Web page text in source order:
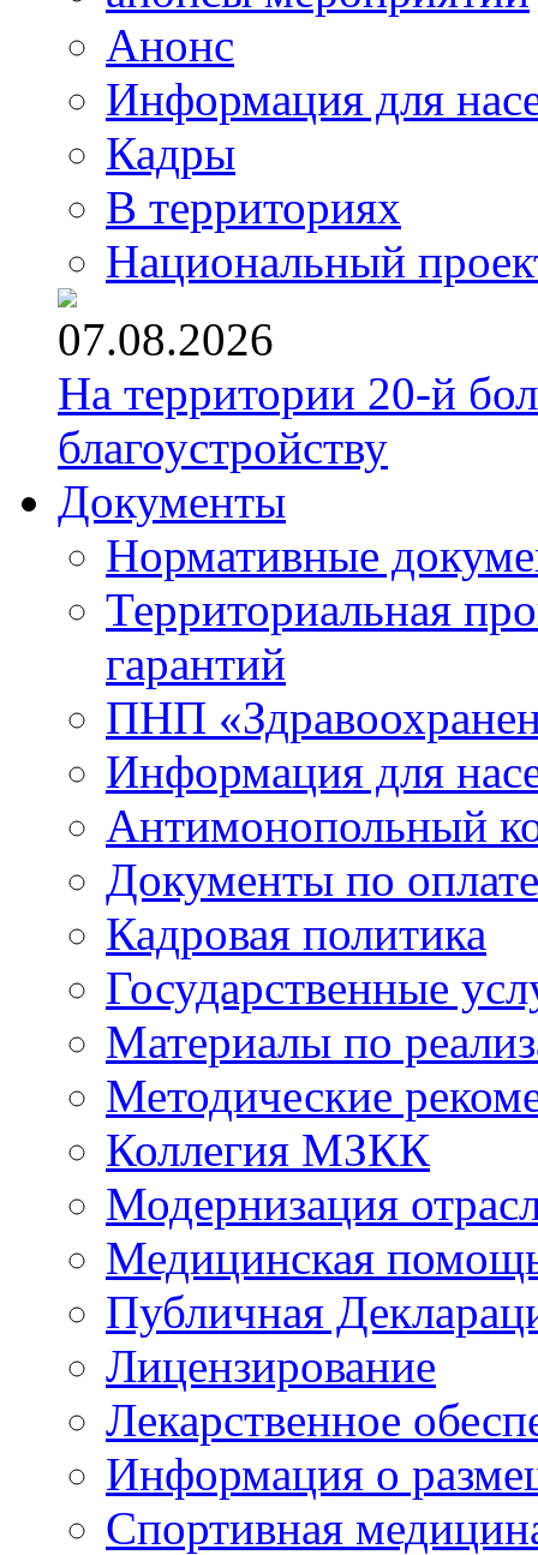
Анонс
Информация для
Кадры
В территориях
Национальный
07.08.2026
На территории 20-й
благоустройству
Документы
Нормативные
Территориальная
гарантий
ПНП
Информация для
Антимонопольный
Документы по
Кадровая политика
Государственные
Материалы по
Методические
Коллегия МЗКК
Модернизация
Медицинская
Публичная
Лицензирование
Лекарственное
Информация о
Спортивная